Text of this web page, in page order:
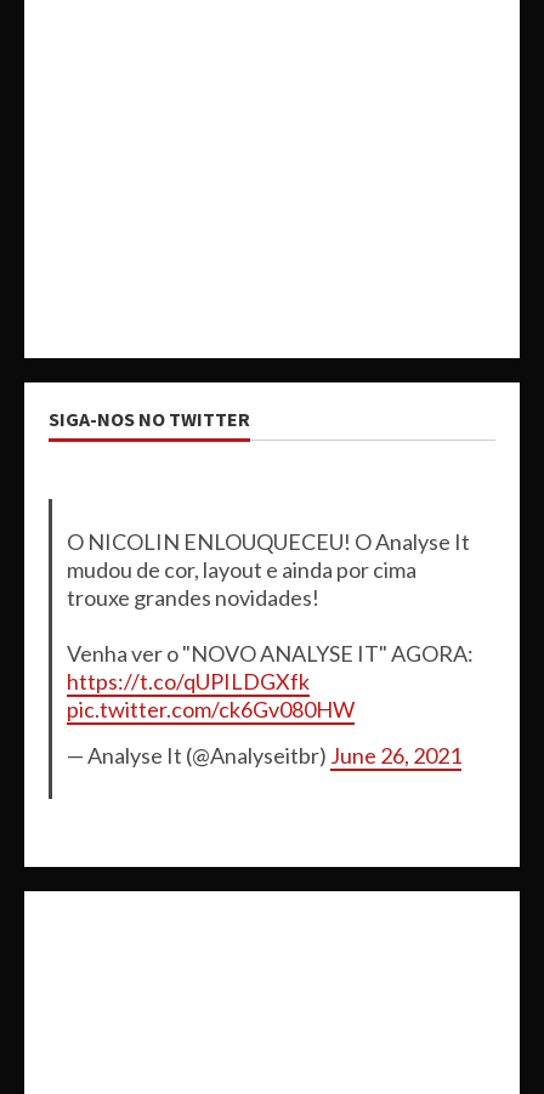
SIGA-NOS NO TWITTER
O NICOLIN ENLOUQUECEU! O Analyse It
mudou de cor, layout e ainda por cima
trouxe grandes novidades!
Venha ver o "NOVO ANALYSE IT" AGORA:
https://t.co/qUPILDGXfk
pic.twitter.com/ck6Gv080HW
— Analyse It (@Analyseitbr) June 26, 2021